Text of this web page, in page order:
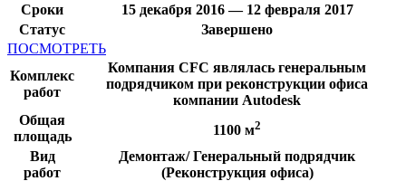
Сроки
15 декабря 2016 — 12 февраля 2017
Статус
Завершено
ПОСМОТРЕТЬ
Комплекс
работ
Компания CFC являлась генеральным
подрядчиком при реконструкции офиса
компании Autodesk
Общая
площадь
1100 м2
Вид
работ
Демонтаж/ Генеральный подрядчик
(Реконструкция офиса)